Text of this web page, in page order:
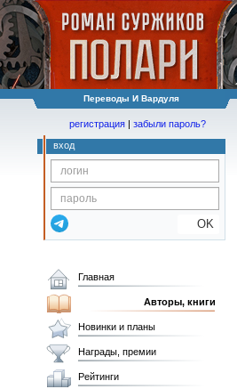
Переводы И Вардуля
регистрация | забыли пароль?
вход
OK
Главная
Авторы, книги
Новинки и планы
Награды, премии
Рейтинги